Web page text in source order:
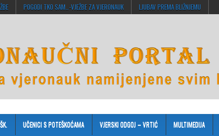
POGODI TKO SAM…-VJEŽBE ZA VJERONAUK LJUBAV PREMA BLIŽNJEMU
UČENICI S POTEŠKOĆAMA VJERSKI ODGOJ – VRTIĆ MULTIMEDIJA